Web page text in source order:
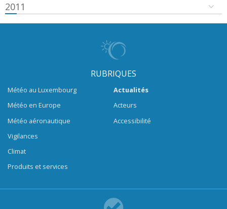
2011
RUBRIQUES
Météo au Luxembourg
Météo en Europe
Météo aéronautique
Vigilances
Climat
Produits et services
Actualités
Acteurs
Accessibilité